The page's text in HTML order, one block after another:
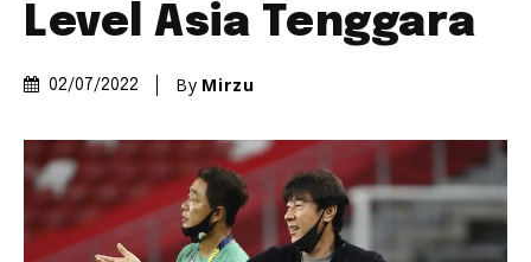
Level Asia Tenggara
02/07/2022 By Mirzu